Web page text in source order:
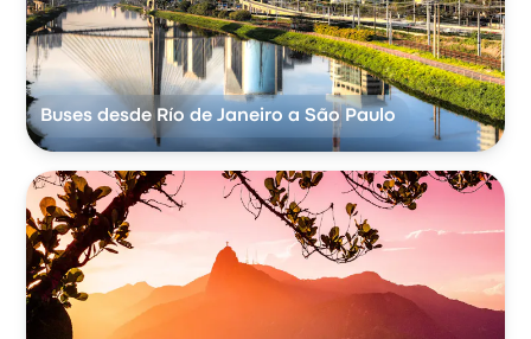
Buses desde Río de Janeiro a São Paulo